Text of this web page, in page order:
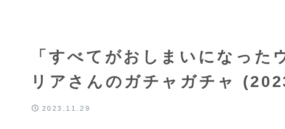
「すべてがおしまいになっ
リアさんのガチャガチャ
2023.11.29